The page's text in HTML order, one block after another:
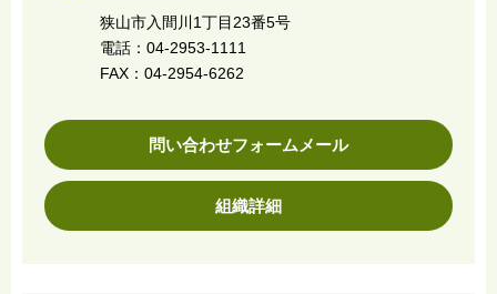
狭山市入間川1丁目23番5号
電話：04-2953-1111
FAX：04-2954-6262
問い合わせフォームメール
組織詳細